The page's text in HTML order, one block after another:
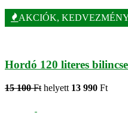
AKCIÓK,
Hordó 120 literes
15 100 Ft helyett 13 990 Ft